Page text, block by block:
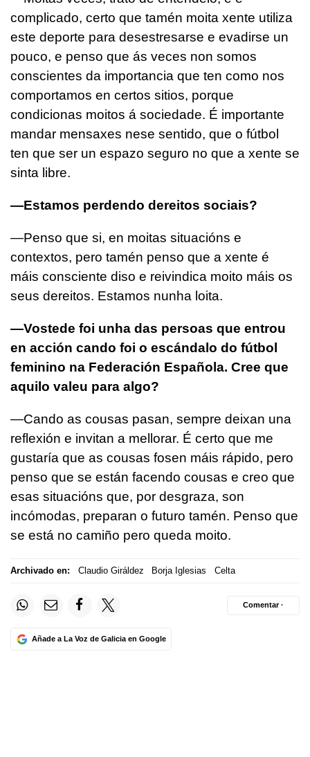
complicado, certo que tamén moita xente utiliza
este deporte para desestresarse e evadirse un
pouco, e penso que ás veces non somos
conscientes da importancia que ten como nos
comportamos en certos sitios, porque
condicionas moitos á sociedade. É importante
mandar mensaxes nese sentido, que o fútbol
ten que ser un espazo seguro no que a xente se
sinta libre.
—Estamos perdendo dereitos sociais?
—Penso que si, en moitas situacións e
contextos, pero tamén penso que a xente é
máis consciente diso e reivindica moito máis os
seus dereitos. Estamos nunha loita.
—Vostede foi unha das persoas que entrou
en acción cando foi o escándalo do fútbol
feminino na Federación Española. Cree que
aquilo valeu para algo?
—Cando as cousas pasan, sempre deixan una
reflexión e invitan a mellorar. É certo que me
gustaría que as cousas fosen máis rápido, pero
penso que se están facendo cousas e creo que
esas situacións que, por desgraza, son
incómodas, preparan o futuro tamén. Penso que
se está no camiño pero queda moito.
Archivado en: Claudio Giráldez Borja Iglesias Celta
Añade a La Voz de Galicia en Google
Comentar ·